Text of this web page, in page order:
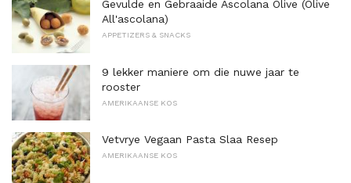
Gevulde en Gebraaide Ascolana Olive (Olive
All'ascolana)
APPETIZERS & SNACKS
9 lekker maniere om die nuwe jaar te
rooster
AMERIKAANSE KOS
Vetvrye Vegaan Pasta Slaa Resep
AMERIKAANSE KOS